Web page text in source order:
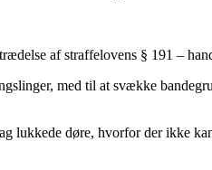
af straffelovens § 191 –
med til at svække
lukkede døre, hvorfor der ikke